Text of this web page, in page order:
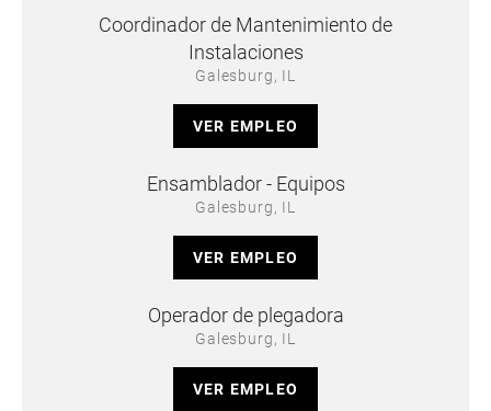
Coordinador de Mantenimiento de
Instalaciones
Galesburg, IL
VER EMPLEO
Ensamblador - Equipos
Galesburg, IL
VER EMPLEO
Operador de plegadora
Galesburg, IL
VER EMPLEO